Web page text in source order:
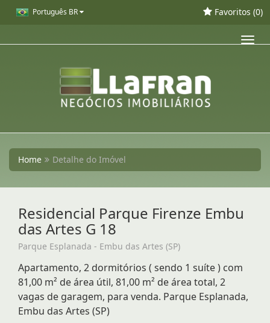
Português BR Favoritos (0)
Home Detalhe do Imóvel
Residencial Parque Firenze Embu
das Artes G 18
Parque Esplanada - Embu das Artes (SP)
Apartamento, 2 dormitórios ( sendo 1 suíte ) com
81,00 m² de área útil, 81,00 m² de área total, 2
vagas de garagem, para venda. Parque Esplanada,
Embu das Artes (SP)